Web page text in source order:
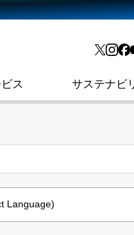
渋谷フクラ
ス サステナビ
問